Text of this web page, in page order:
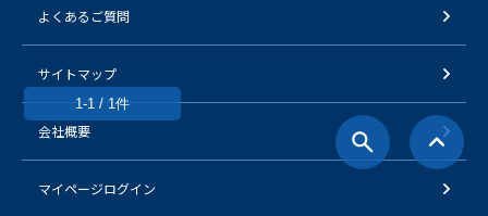
1-1 / 1件
よくあるご質問
サイトマップ
会社概要
マイページログイン